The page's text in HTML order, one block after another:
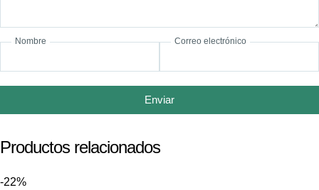
Nombre Correo electrónico
Enviar
Productos relacionados
-22%